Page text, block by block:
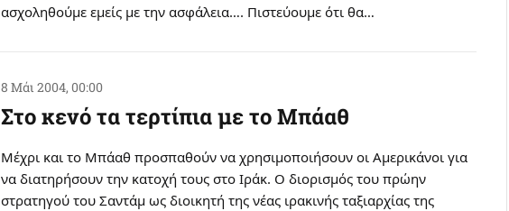
ασχοληθούμε εμείς με την ασφάλεια…. Πιστεύουμε ότι θα…
8 Μάι 2004, 00:00
Στο κενό τα τερτίπια με το Mπάαθ
Mέχρι και το Mπάαθ προσπαθούν να χρησιμοποιήσουν οι Aμερικάνοι για
να διατηρήσουν την κατοχή τους στο Iράκ. O διορισμός του πρώην
στρατηγού του Σαντάμ ως διοικητή της νέας ιρακινής ταξιαρχίας της